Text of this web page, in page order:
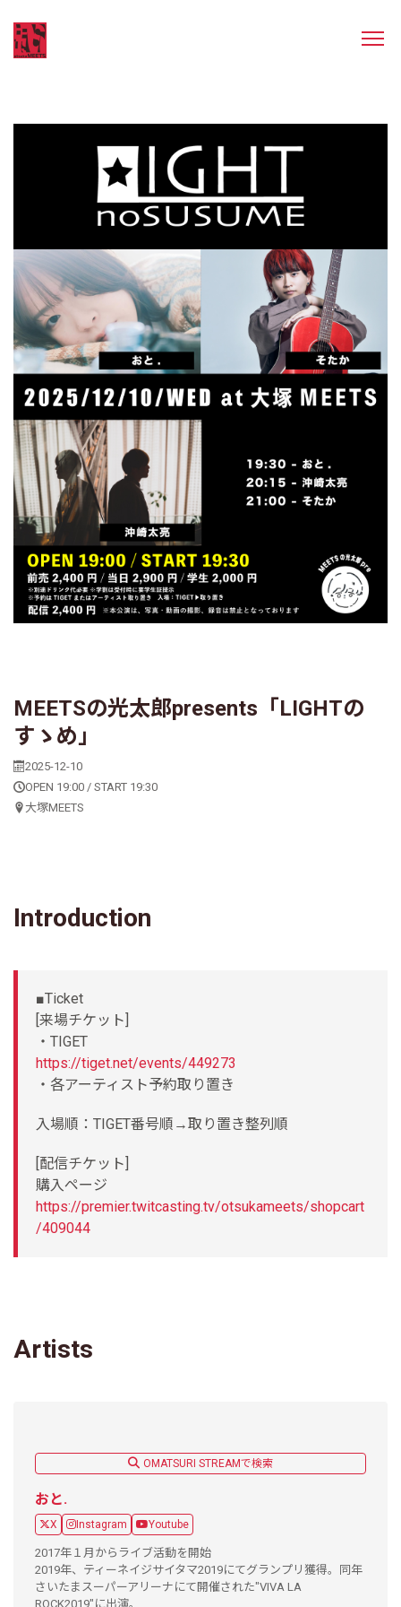
MEETSの光太郎presents「LIGHTの
すゝめ」
2025-12-10
OPEN 19:00 / START 19:30
大塚MEETS
Introduction
■Ticket
[来場チケット]
・TIGET
https://tiget.net/events/449273
・各アーティスト予約取り置き
入場順：TIGET番号順→取り置き整列順
[配信チケット]
購入ページ
https://premier.twitcasting.tv/otsukameets/shopcart
/409044
Artists
OMATSURI STREAMで検索
おと.
X Instagram Youtube
2017年１月からライブ活動を開始
2019年、ティーネイジサイタマ2019にてグランプリ獲得。同年
さいたまスーパーアリーナにて開催された"VIVA LA
ROCK2019"に出演。